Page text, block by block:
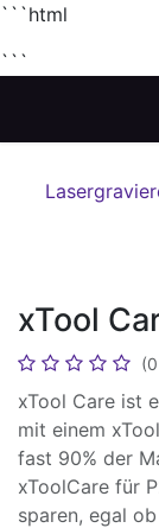
```html
```
xTool
xTool Care ist
mit einem
fast 90% der
xToolCare für
sparen, egal